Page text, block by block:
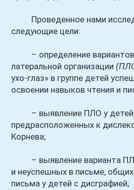
Проведенное нами
следующие цели:
– определение вариантов
латеральной организации
ухо-глаз» в группе детей
освоении навыков чтения и
– выявление ПЛО у
предрасположенных к
Корнева;
– выявление варианта
и неуспешных в письме,
письма у детей с дисграфией;